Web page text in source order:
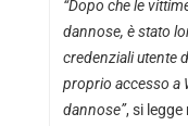
“Dopo che le
dannose, è stato
credenziali utente
proprio accesso a
dannose”, si